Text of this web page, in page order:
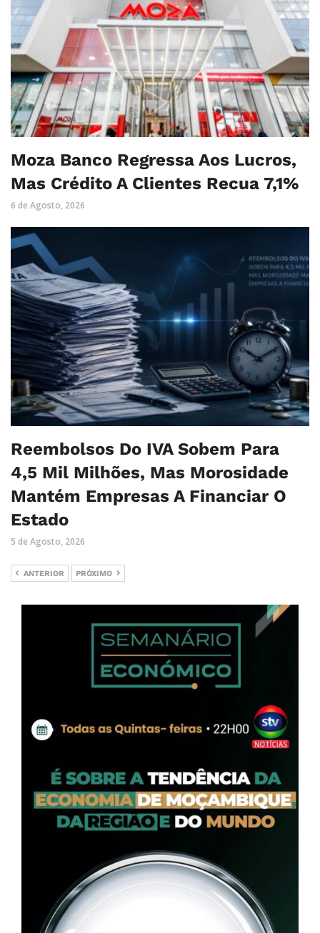
Moza Banco Regressa Aos Lucros,
Mas Crédito A Clientes Recua 7,1%
6 de Agosto, 2026
Reembolsos Do IVA Sobem Para
4,5 Mil Milhões, Mas Morosidade
Mantém Empresas A Financiar O
Estado
5 de Agosto, 2026
ANTERIOR PRÓXIMO